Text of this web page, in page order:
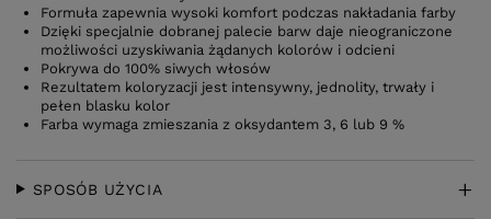
Formuła zapewnia wysoki komfort podczas nakładania farby
Dzięki specjalnie dobranej palecie barw daje nieograniczone
możliwości uzyskiwania żądanych kolorów i odcieni
Pokrywa do 100% siwych włosów
Rezultatem koloryzacji jest intensywny, jednolity, trwały i
pełen blasku kolor
Farba wymaga zmieszania z oksydantem 3, 6 lub 9 %
SPOSÓB UŻYCIA